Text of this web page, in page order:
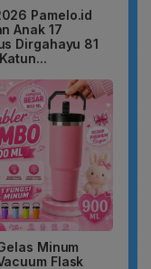
Pamelo.id
Anak 17
Dirgahayu 81
Minum
Flask